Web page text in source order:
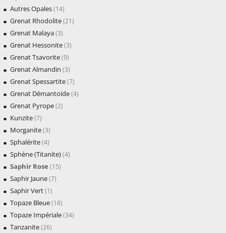
Autres Opales(14)
Grenat Rhodolite(21)
Grenat Malaya(3)
Grenat Hessonite(3)
Grenat Tsavorite(9)
Grenat Almandin (3)
Grenat Spessartite(7)
Grenat Démantoïde(4)
Grenat Pyrope(2)
Kunzite(7)
Morganite(3)
Sphalérite(4)
Sphène (Titanite)(4)
Saphir Rose (15)
Saphir Jaune(7)
Saphir Vert(1)
Topaze Bleue(18)
Topaze Impériale(34)
Tanzanite(26)